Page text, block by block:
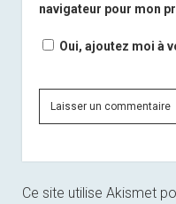
navigateur pour mon
Oui, ajoutez moi à
Ce site utilise Akismet